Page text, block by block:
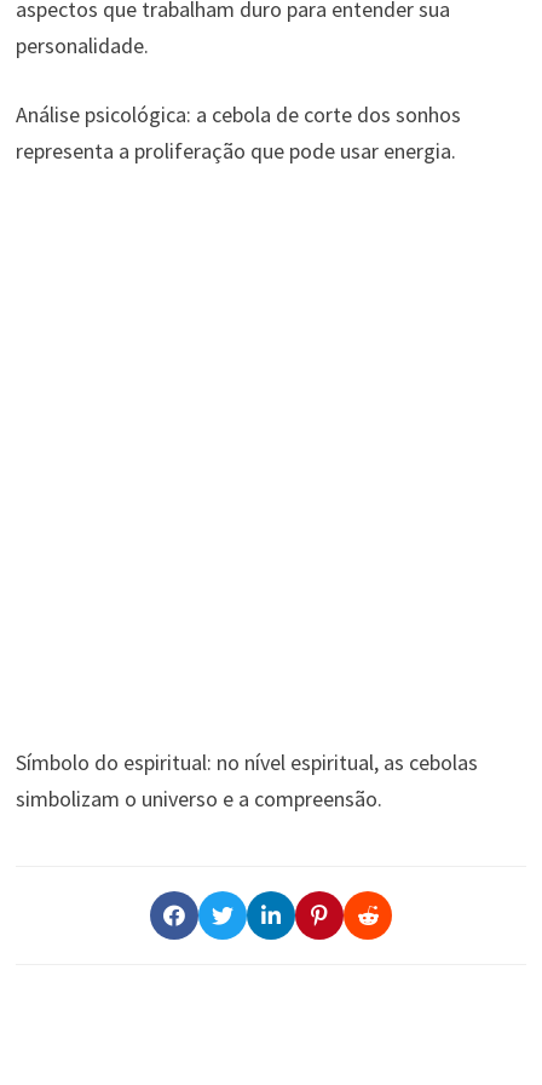
aspectos que trabalham duro para entender sua
personalidade.
Análise psicológica: a cebola de corte dos sonhos
representa a proliferação que pode usar energia.
Símbolo do espiritual: no nível espiritual, as cebolas
simbolizam o universo e a compreensão.